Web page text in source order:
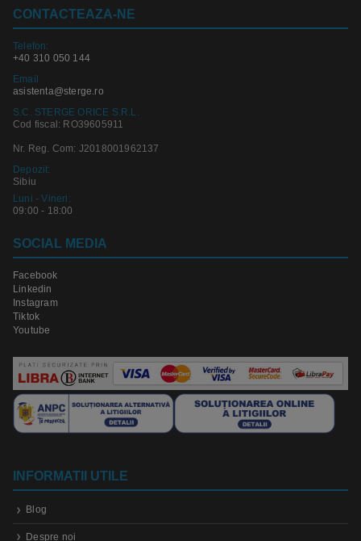
CONTACTEAZA-NE
Telefon:
+40 310 050 144
Email
asistenta@sterge.ro
S.C. STERGE ORICE S.R.L.
Cod fiscal: RO39605911
Nr. Reg. Com: J2018001962137
Depozit:
Sibiu
Luni - Vineri:
09:00 - 18:00
SOCIAL MEDIA
Facebook
Linkedin
Instagram
Tiktok
Youtube
INFORMATII UTILE
Blog
Despre noi